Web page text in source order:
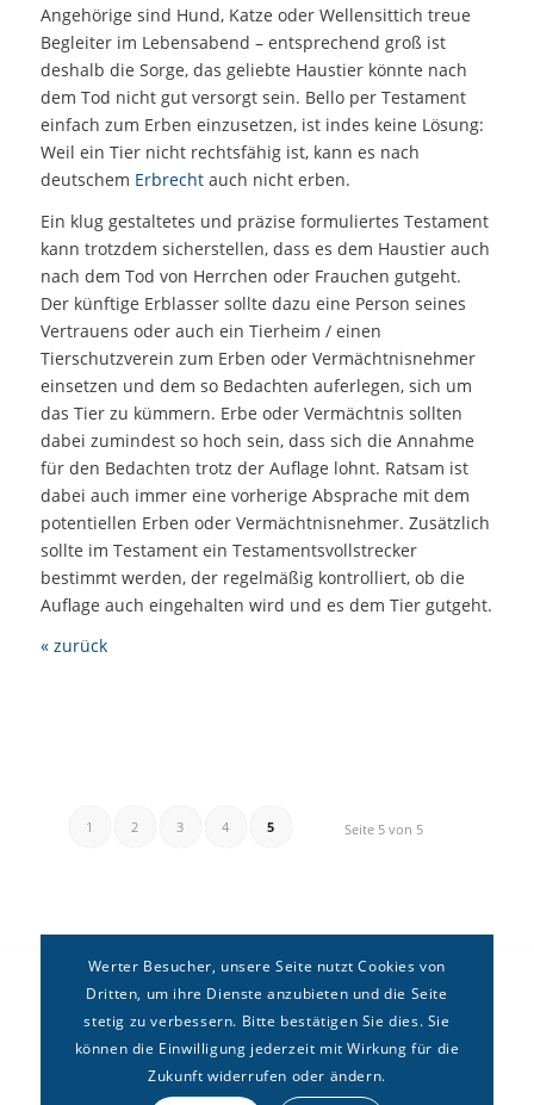
Angehörige sind Hund, Katze oder Wellensittich treue
Begleiter im Lebensabend – entsprechend groß ist
deshalb die Sorge, das geliebte Haustier könnte nach
dem Tod nicht gut versorgt sein. Bello per Testament
einfach zum Erben einzusetzen, ist indes keine Lösung:
Weil ein Tier nicht rechtsfähig ist, kann es nach
deutschem Erbrechtauch nicht erben.
Ein klug gestaltetes und präzise formuliertes Testament
kann trotzdem sicherstellen, dass es dem Haustier auch
nach dem Tod von Herrchen oder Frauchen gutgeht.
Der künftige Erblasser sollte dazu eine Person seines
Vertrauens oder auch ein Tierheim / einen
Tierschutzverein zum Erben oder Vermächtnisnehmer
einsetzen und dem so Bedachten auferlegen, sich um
das Tier zu kümmern. Erbe oder Vermächtnis sollten
dabei zumindest so hoch sein, dass sich die Annahme
für den Bedachten trotz der Auflage lohnt. Ratsam ist
dabei auch immer eine vorherige Absprache mit dem
potentiellen Erben oder Vermächtnisnehmer. Zusätzlich
sollte im Testament ein Testamentsvollstrecker
bestimmt werden, der regelmäßig kontrolliert, ob die
Auflage auch eingehalten wird und es dem Tier gutgeht.
« zurück
Seite 5 von 5
1 2 3 4 5
Copyright © Deutsches Forum fürErbrechte.V. –
Werter Besucher, unsere Seite nutzt Cookies von
Dritten, um ihre Dienste anzubieten und die Seite
stetig zu verbessern. Bitte bestätigen Sie dies. Sie
können die Einwilligung jederzeit mit Wirkung für die
Zukunft widerrufen oder ändern.